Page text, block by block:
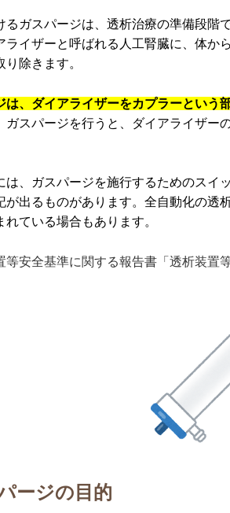
るガスパージは、透析治療の準備段階
ライザーと呼ばれる人工腎臓に、体か
り除きます。
は、ダイアライザーをカプラーという
ガスパージを行うと、ダイアライザー
は、ガスパージを施行するためのスイ
が出るものがあります。全自動化の透
れている場合もあります。
等安全基準に関する報告書「透析装置
ージの目的